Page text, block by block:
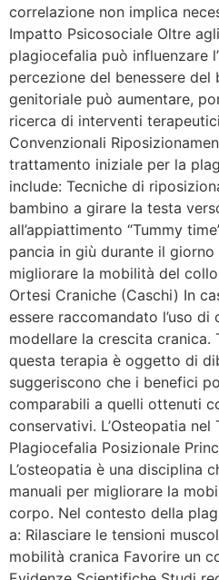
correlazione non implica
Impatto Psicosociale Oltre
plagiocefalia può influenzare
percezione del benessere del
genitoriale può aumentare,
ricerca di interventi
Convenzionali
trattamento iniziale per la
include: Tecniche di
bambino a girare la testa
all’appiattimento “Tummy
pancia in giù durante il
migliorare la mobilità del
Ortesi Craniche (Caschi) In
essere raccomandato l’uso
modellare la crescita cranica.
questa terapia è oggetto di
suggeriscono che i benefici
comparabili a quelli ottenuti
conservativi. L’Osteopatia
Plagiocefalia Posizionale
L’osteopatia è una disciplina
manuali per migliorare la
corpo. Nel contesto della
a: Rilasciare le tensioni
mobilità cranica Favorire un